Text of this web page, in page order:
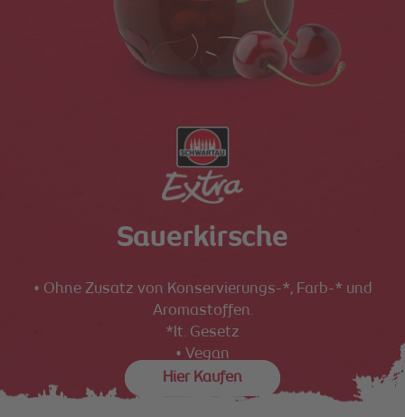
Sauerkirsche
• Ohne Zusatz von Konservierungs-*, Farb-* und
Aromastoffen.
*lt. Gesetz
• Vegan
Hier Kaufen